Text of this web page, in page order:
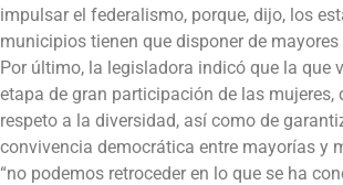
impulsar el federalismo, porque, dijo, los
municipios tienen que disponer de mayores
Por último, la legisladora indicó que la que
etapa de gran participación de las mujeres,
respeto a la diversidad, así como de
convivencia democrática entre mayorías y
“no podemos retroceder en lo que se ha